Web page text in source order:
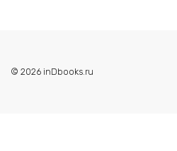
© 2026 inDbooks.ru